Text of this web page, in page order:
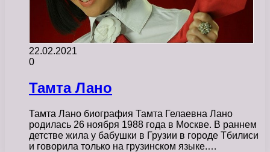
22.02.2021
0
Тамта Лано
Тамта Лано биография Тамта Гелаевна Лано
родилась 26 ноября 1988 года в Москве. В раннем
детстве жила у бабушки в Грузии в городе Тбилиси
и говорила только на грузинском языке.…